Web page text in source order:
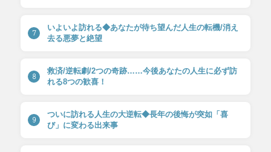
7
いよいよ訪れる◆あなたが待ち望んだ人生の転機/消え
去る悪夢と絶望
8
救済/逆転劇/2つの奇跡……今後あなたの人生に必ず訪
れる8つの歓喜！
9
ついに訪れる人生の大逆転◆長年の後悔が突如「喜
び」に変わる出来事